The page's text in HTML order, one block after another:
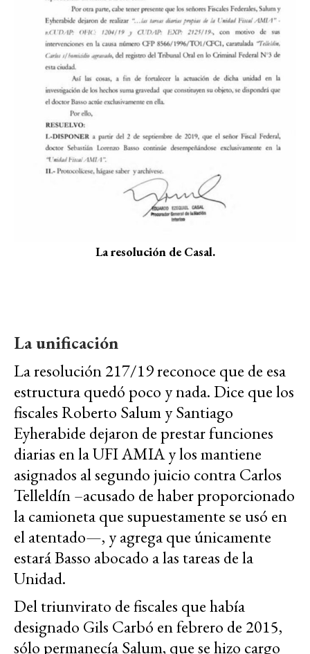
La resolución de Casal.
La unificación
La resolución 217/19 reconoce que de esa
estructura quedó poco y nada. Dice que los
fiscales Roberto Salum y Santiago
Eyherabide dejaron de prestar funciones
diarias en la UFI AMIA y los mantiene
asignados al segundo juicio contra Carlos
Telleldín –acusado de haber proporcionado
la camioneta que supuestamente se usó en
el atentado—, y agrega que únicamente
estará Basso abocado a las tareas de la
Unidad.
Del triunvirato de fiscales que había
designado Gils Carbó en febrero de 2015,
sólo permanecía Salum, que se hizo cargo